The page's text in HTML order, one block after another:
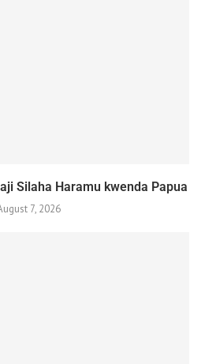
Silaha Haramu kwenda Papua
7, 2026